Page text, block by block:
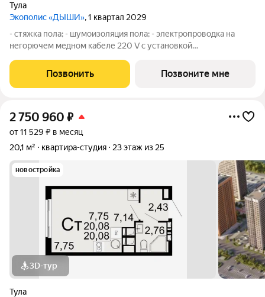
Тула
Экополис «ДЫШИ», 1 квартал 2029
- стяжка пола; - шумоизоляция пола; - электропроводка на
негорючем медном кабеле 220 V с установкой
лестничной площадке и распределительного щита в квартире,
с разводкой по квартире с установкой
Позвонить Позвоните мне
2 750 960 ₽
от 11 529 ₽ в месяц
20,1 м²
квартира-студия 23 этаж из 25
новостройка
3D-тур
Тула